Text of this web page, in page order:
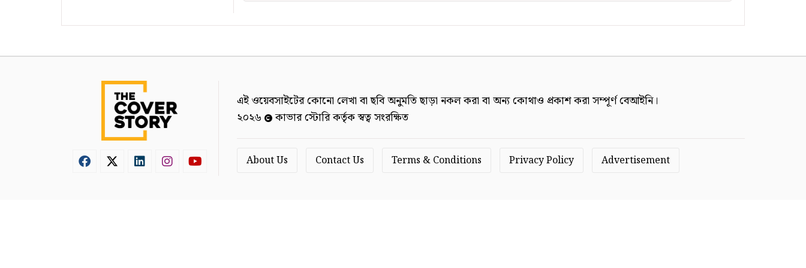
এই ওয়েবসাইটের কোনো লেখা বা ছবি অনুমতি ছাড়া নকল করা বা অন্য কোথাও প্রকাশ করা সম্পূর্ণ বেআইনি।
২০২৬
কাভার স্টোরি কর্তৃক স্বত্ব সংরক্ষিত
About Us Contact Us Terms & Conditions Privacy Policy Advertisement